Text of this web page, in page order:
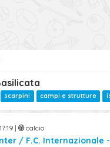
scarpini campi e strutture
| calcio
/ F.C. Internazionale